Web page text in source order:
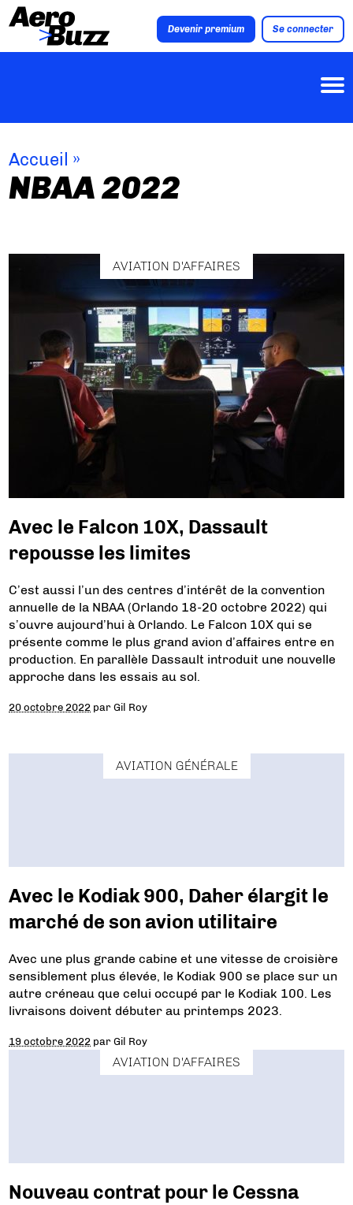
Devenir premium Se connecter
Accueil »
NBAA 2022
AVIATION D'AFFAIRES
Avec le Falcon 10X, Dassault
repousse les limites
C’est aussi l’un des centres d’intérêt de la convention
annuelle de la NBAA (Orlando 18-20 octobre 2022) qui
s’ouvre aujourd’hui à Orlando. Le Falcon 10X qui se
présente comme le plus grand avion d’affaires entre en
production. En parallèle Dassault introduit une nouvelle
approche dans les essais au sol.
20 octobre 2022 parGil Roy
AVIATION GÉNÉRALE
Avec le Kodiak 900, Daher élargit le
marché de son avion utilitaire
Avec une plus grande cabine et une vitesse de croisière
sensiblement plus élevée, le Kodiak 900 se place sur un
autre créneau que celui occupé par le Kodiak 100. Les
livraisons doivent débuter au printemps 2023.
19 octobre 2022 parGil Roy
AVIATION D'AFFAIRES
Nouveau contrat pour le Cessna